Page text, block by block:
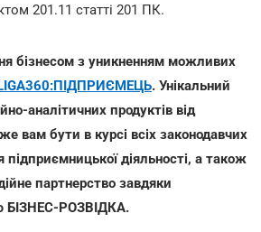
201.11 статті 201 ПК.
бізнесом з уникненням можливих
. Унікальний
аналітичних продуктів від
вам бути в курсі всіх законодавчих
діяльності, а також
партнерство завдяки
БІЗНЕС-РОЗВІДКА.